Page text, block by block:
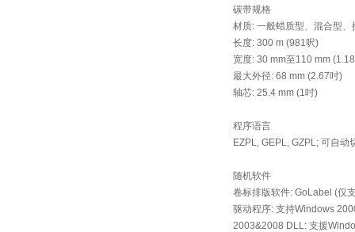
碳带规格
材质: 一般蜡质型、混合型、
长度: 300 m (981呎)
宽度: 30 mm至110 mm
最大外径: 68 mm (2.67吋)
轴芯: 25.4 mm (1吋)
程序语言
EZPL, GEPL, GZPL; 可自动
随机软件
卷标排版软件: GoLabel (仅
驱动程序: 支持Windows
2003&2008 DLL: 支援